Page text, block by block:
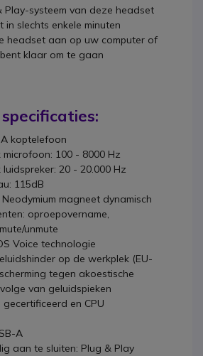
Play-systeem van deze headset
in slechts enkele minuten
headset aan op uw computer of
klaar om te gaan
koptelefoon
microfoon: 100 - 8000 Hz
20 - 20.000 Hz
115dB
magneet dynamisch
oproepovername,
unmute
Voice technologie
op de werkplek (EU-
tegen akoestische
van geluidspieken
en CPU
A
aan te sluiten: Plug & Play